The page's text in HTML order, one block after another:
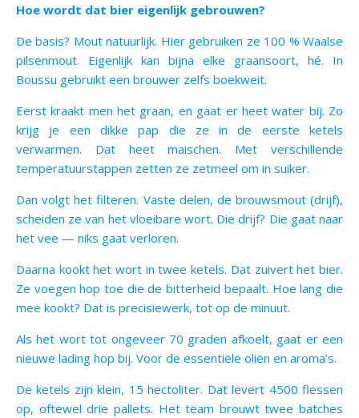
Hoe wordt dat bier eigenlijk gebrouwen?
De basis? Mout natuurlijk. Hier gebruiken ze 100 % Waalse
pilsenmout. Eigenlijk kan bijna elke graansoort, hé. In
Boussu gebruikt een brouwer zelfs boekweit.
Eerst kraakt men het graan, en gaat er heet water bij. Zo
krijg je een dikke pap die ze in de eerste ketels
verwarmen. Dat heet maischen. Met verschillende
temperatuurstappen zetten ze zetmeel om in suiker.
Dan volgt het filteren. Vaste delen, de brouwsmout (drijf),
scheiden ze van het vloeibare wort. Die drijf? Die gaat naar
het vee — niks gaat verloren.
Daarna kookt het wort in twee ketels. Dat zuivert het bier.
Ze voegen hop toe die de bitterheid bepaalt. Hoe lang die
mee kookt? Dat is precisiewerk, tot op de minuut.
Als het wort tot ongeveer 70 graden afkoelt, gaat er een
nieuwe lading hop bij. Voor de essentiële oliën en aroma’s.
De ketels zijn klein, 15 hectoliter. Dat levert 4500 flessen
op, oftewel drie pallets. Het team brouwt twee batches